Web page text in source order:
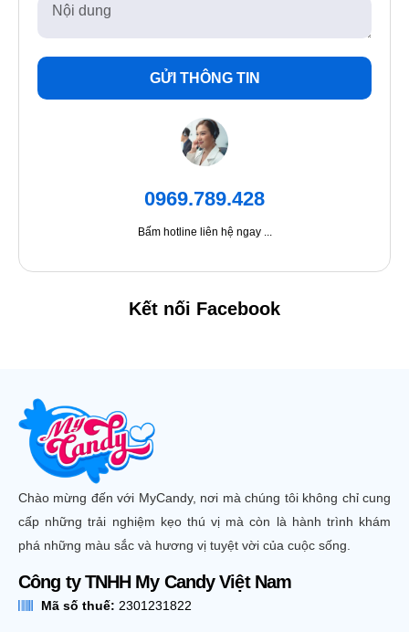
GỬI THÔNG TIN
0969.789.428
Bấm hotline liên hệ ngay ...
Kết nối Facebook
Chào mừng đến với MyCandy, nơi mà chúng tôi không chỉ cung
cấp những trải nghiệm kẹo thú vị mà còn là hành trình khám
phá những màu sắc và hương vị tuyệt vời của cuộc sống.
Công ty TNHH My Candy Việt Nam
Mã số thuế: 2301231822